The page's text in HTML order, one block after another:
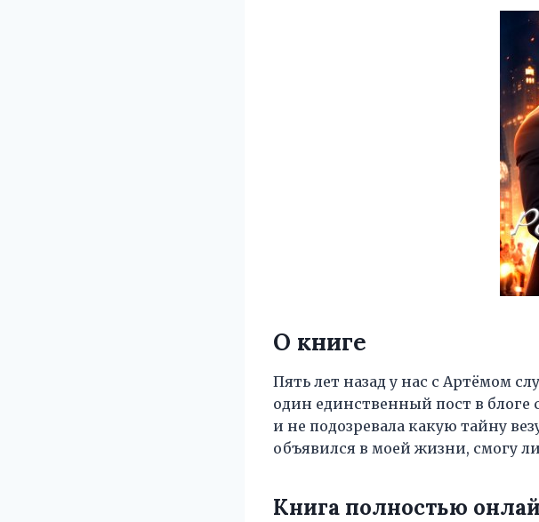
О книге
Пять лет назад у нас с Артёмом
один единственный пост в блоге
и не подозревала какую тайну
объявился в моей жизни, смогу
Книга полностью